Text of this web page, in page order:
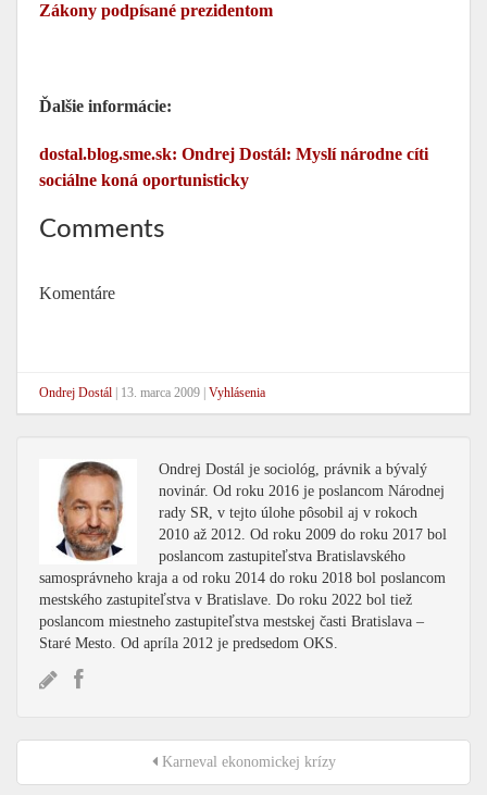
Zákony podpísané prezidentom
Ďalšie informácie:
dostal.blog.sme.sk: Ondrej Dostál: Myslí národne cíti
sociálne koná oportunisticky
Comments
Komentáre
Ondrej Dostál 13. marca 2009 Vyhlásenia
Ondrej Dostál je sociológ, právnik a bývalý
novinár. Od roku 2016 je poslancom Národnej
rady SR, v tejto úlohe pôsobil aj v rokoch
2010 až 2012. Od roku 2009 do roku 2017 bol
poslancom zastupiteľstva Bratislavského
samosprávneho kraja a od roku 2014 do roku 2018 bol poslancom
mestského zastupiteľstva v Bratislave. Do roku 2022 bol tiež
poslancom miestneho zastupiteľstva mestskej časti Bratislava –
Staré Mesto. Od apríla 2012 je predsedom OKS.
Karneval ekonomickej krízy